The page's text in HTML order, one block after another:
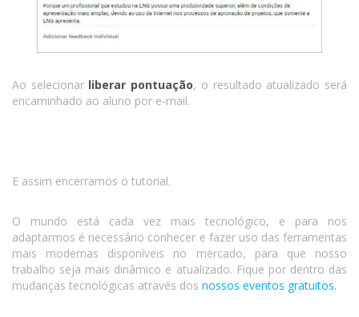
Ao selecionar liberar pontuação, o resultado atualizado será
encaminhado ao aluno por e-mail.
E assim encerramos o tutorial.
O mundo está cada vez mais tecnológico, e para nos
adaptarmos é necessário conhecer e fazer uso das ferramentas
mais modernas disponíveis no mercado, para que nosso
trabalho seja mais dinâmico e atualizado. Fique por dentro das
mudanças tecnológicas através dos nossos eventos gratuitos.